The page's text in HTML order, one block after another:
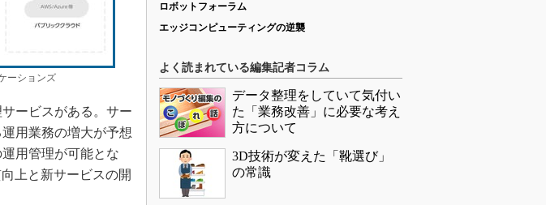
ーションズ
ービスがある。サー
用業務の増大が予想
用管理が可能とな
上と新サービスの開
ロボットフォーラム
エッジコンピューティングの逆襲
よく読まれている編集記者コラム
データ整理をしていて気付い
た「業務改善」に必要な考え
方について
3D技術が変えた「靴選び」
の常識